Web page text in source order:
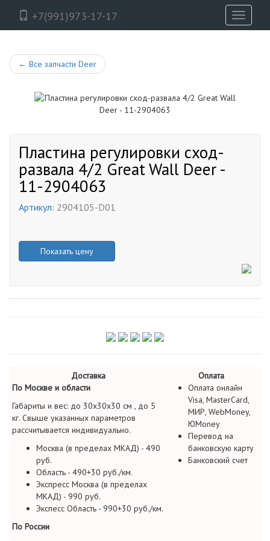
+7(991)973-17-17
Toggle
← Все запчасти Deer
Пластина регулировки сход-
развала 4/2 Great Wall Deer -
11-2904063
Артикул: 2904105-D01
Показать цену
Доставка
Оплата
По Москве и области
Габариты и вес: до 30х30х30 см , до 5
кг. Свыше указанных параметров
рассчитывается индивидуально.
Москва (в пределах МКАД) - 490
руб.
Область - 490+30 руб./км.
Экспресс Москва (в пределах
МКАД) - 990 руб.
Экспесс Область - 990+30 руб./км.
По России
Оплата онлайн
Visa, MasterCard,
МИР, WebMoney,
ЮMoney
Перевод на
банковскую карту
Банковский счет